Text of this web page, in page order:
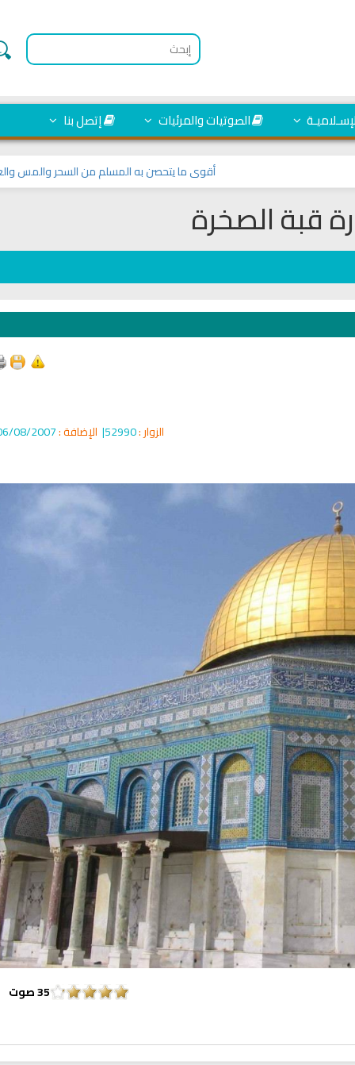
الصوتيات والمرئيات إتصل بنا
أقوى ما يتحصن به المسلم من السحر والمس والعين
قبة الصخرة
الزوار :52990| الإضافة :
35صوت
Why Do You Feel at Peace When
to the Quran
انشودة الرئيس احمد الشرع
اناشيد ابراهيم الاحمد
1564 | 2026-06-20
انشودة تلك
أناشيد
3670 | 2026-03-30
الترجمات الصوتية لمعاني
القرآن Mp3
تلاوة جديدة
13833 | 2024-05-29